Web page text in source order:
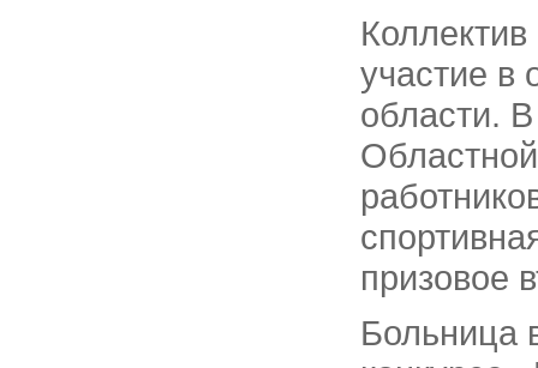
участие в
области.
призовое
Больница